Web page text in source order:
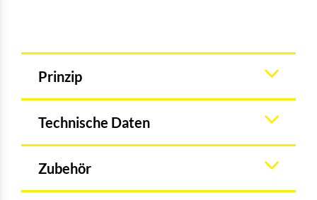
Prinzip
Technische Daten
Zubehör